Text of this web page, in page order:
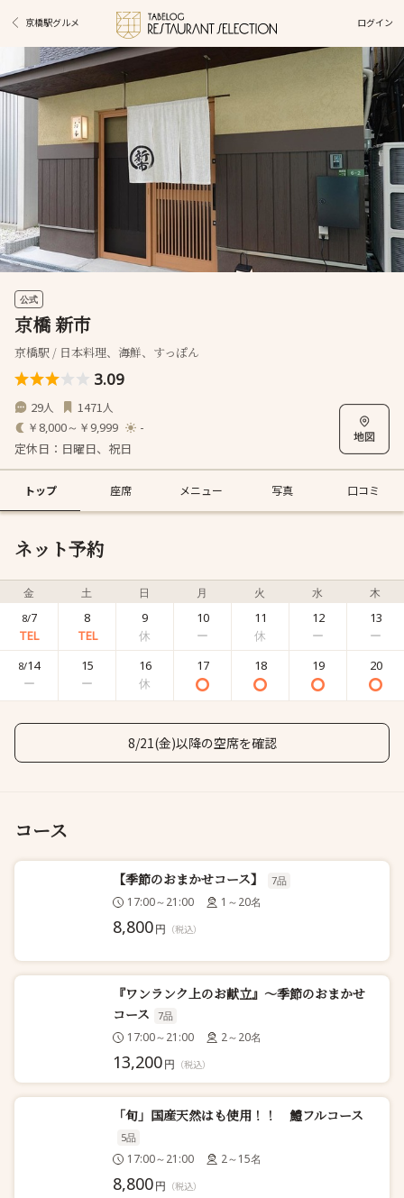
京橋駅グルメ ログイン
公式
京橋 新市
京橋駅 / 日本料理、海鮮、すっぽん
3.09
29人 1471人
￥8,000～￥9,999 -
定休日：日曜日、祝日
トップ 座席 メニュー 写真 口コミ
ネット予約
金 土 日 月 火 水 木
8/7 8 9 10 11 12 13
8/14 15 16 17 18 19 20
8/21(金)以降の空席を確認
コース
【季節のおまかせコース】 7品
17:00～21:00 1～20名
8,800円 （税込）
『ワンランク上のお献立』～季節のおまかせ
コース
7品
17:00～21:00 2～20名
13,200円 （税込）
「旬」国産天然はも使用！！ 鱧フルコース
5品
17:00～21:00 2～15名
8,800円 （税込）